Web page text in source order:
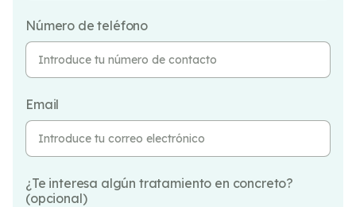
Número de teléfono
Email
¿Te interesa algún tratamiento en concreto?
(opcional)